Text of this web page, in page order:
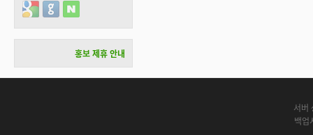
Login with Google
Login with GitHub
Login with Naver
홍보 제휴 안내
서버
백업